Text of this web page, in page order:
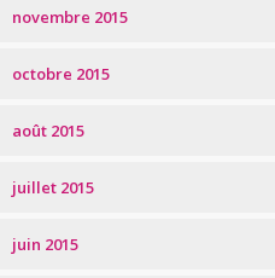
novembre 2015
octobre 2015
août 2015
juillet 2015
juin 2015